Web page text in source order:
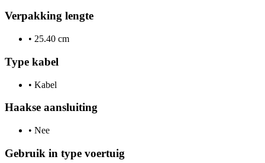
Verpakking lengte
• 25.40 cm
Type kabel
• Kabel
Haakse aansluiting
• Nee
Gebruik in type voertuig